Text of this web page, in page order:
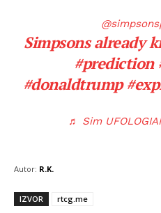
Simpsons already
#prediction
#donaldtrump
♬ Sim
Autor: R.K.
IZVOR rtcg.me